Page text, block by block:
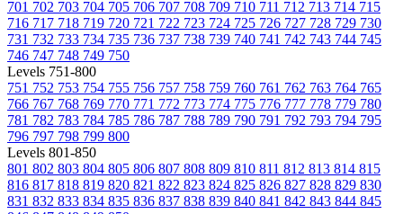
701 702 703 704 705 706 707 708 709 710 711 712 713 714 715
716 717 718 719 720 721 722 723 724 725 726 727 728 729 730
731 732 733 734 735 736 737 738 739 740 741 742 743 744 745
746 747 748 749 750
Levels 751-800
751 752 753 754 755 756 757 758 759 760 761 762 763 764 765
766 767 768 769 770 771 772 773 774 775 776 777 778 779 780
781 782 783 784 785 786 787 788 789 790 791 792 793 794 795
796 797 798 799 800
Levels 801-850
801 802 803 804 805 806 807 808 809 810 811 812 813 814 815
816 817 818 819 820 821 822 823 824 825 826 827 828 829 830
831 832 833 834 835 836 837 838 839 840 841 842 843 844 845